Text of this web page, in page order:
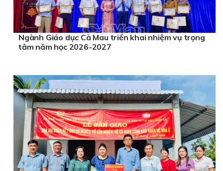
Ngành Giáo dục Cà Mau triển khai nhiệm vụ trọng
tâm năm học 2026-2027